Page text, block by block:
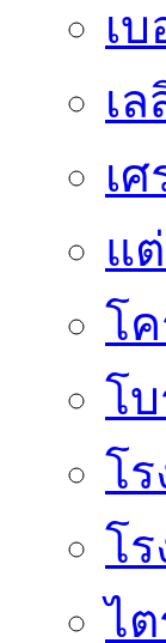
เ
เ
เ
แ
โ
โบ
โ
โ
ไ